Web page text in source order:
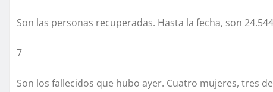
Son las personas recuperadas. Hasta la fecha, son
7
Son los fallecidos que hubo ayer. Cuatro mujeres, tres